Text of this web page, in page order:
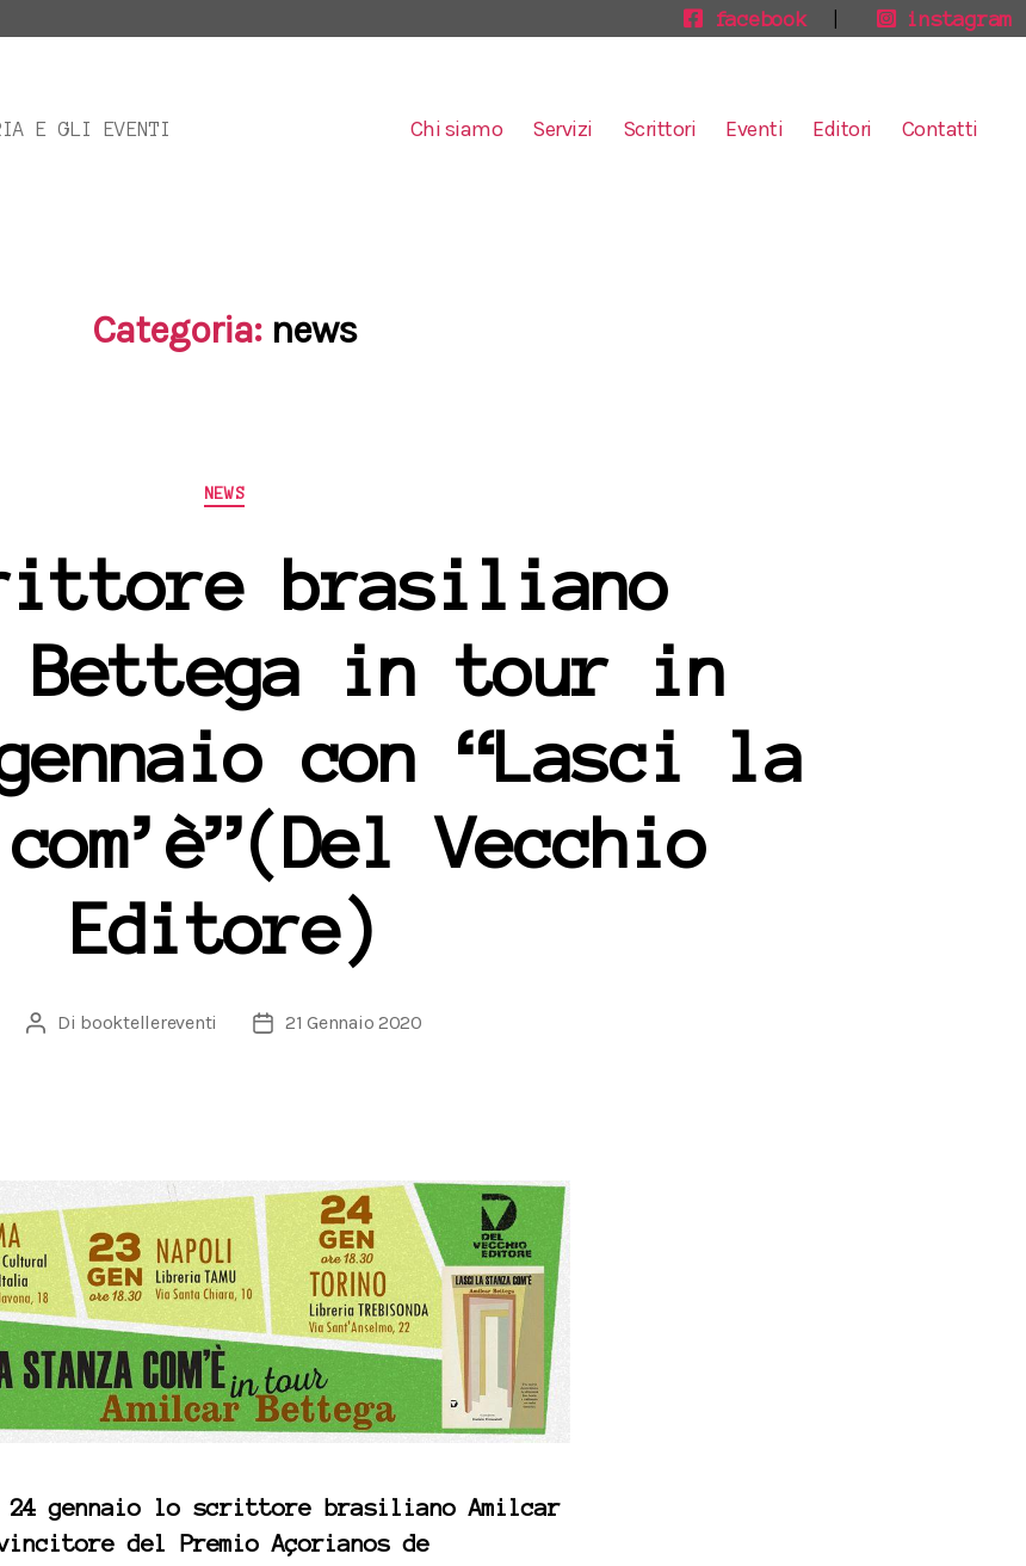
facebook| instagram
E GLI EVENTI Chi siamo Servizi Scrittori Eventi Editori Contatti
Categoria: news
Categorie
NEWS
brasiliano
Bettega in tour in
con “Lasci la
Vecchio
Editore)
Autore
Di booktellereventi
Data21 Gennaio 2020
24 gennaio lo scrittore brasiliano Amilcar
del Premio Açorianos de